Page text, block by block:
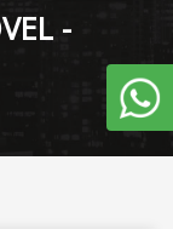
-